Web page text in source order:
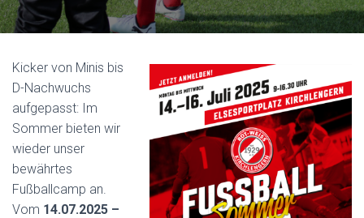
Kicker von Minis bis
D-Nachwuchs
aufgepasst: Im
Sommer bieten wir
wieder unser
bewährtes
Fußballcamp an.
Vom 14.07.2025 –